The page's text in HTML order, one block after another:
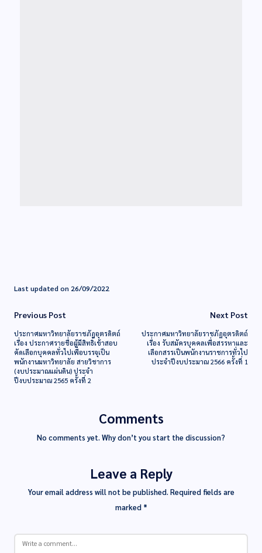
Last updated on 26/09/2022
Previous Post
ประกาศมหาวิทยาลัยราชภัฏอุตรดิตถ์
เรื่อง ประกาศรายชื่อผู้มีสิทธิ์เข้าสอบ
คัดเลือกบุคคลทั่วไปเพื่อบรรจุเป็น
พนักงานมหาวิทยาลัย สายวิชาการ
(งบประมาณแผ่นดิน) ประจำ
ปีงบประมาณ 2565 ครั้งที่ 2
Next Post
ประกาศมหาวิทยาลัยราชภัฏอุตรดิตถ์
เรื่อง รับสมัครบุคคลเพื่อสรรหาและ
เลือกสรรเป็นพนักงานราชการทั่วไป
ประจำปีงบประมาณ 2566 ครั้งที่ 1
Comments
No comments yet. Why don’t you start the discussion?
Leave a Reply
Your email address will not be published. Required fields are
marked *